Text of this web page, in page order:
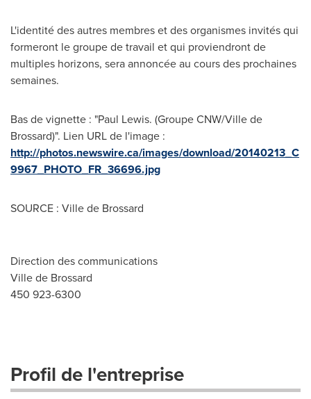
L'identité des autres membres et des organismes invités qui
formeront le groupe de travail et qui proviendront de
multiples horizons, sera annoncée au cours des prochaines
semaines.
Bas de vignette : "Paul Lewis. (Groupe CNW/Ville de
Brossard)". Lien URL de l'image :
http://photos.newswire.ca/images/download/20140213_C
9967_PHOTO_FR_36696.jpg
SOURCE : Ville de Brossard
Direction des communications
Ville de Brossard
450 923-6300
Profil de l'entreprise